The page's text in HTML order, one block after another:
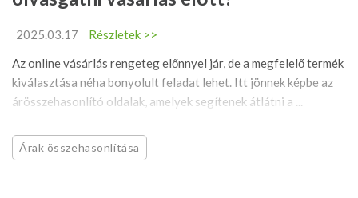
2025.03.17
Részletek >>
Az online vásárlás rengeteg előnnyel jár, de a megfelelő termék
kiválasztása néha bonyolult feladat lehet. Itt jönnek képbe az
árösszehasonlító oldalak, amelyek segítenek átlátni a ...
Árak összehasonlítása